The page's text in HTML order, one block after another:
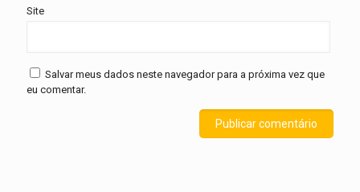
Site
Salvar meus dados neste navegador para a próxima vez que
eu comentar.